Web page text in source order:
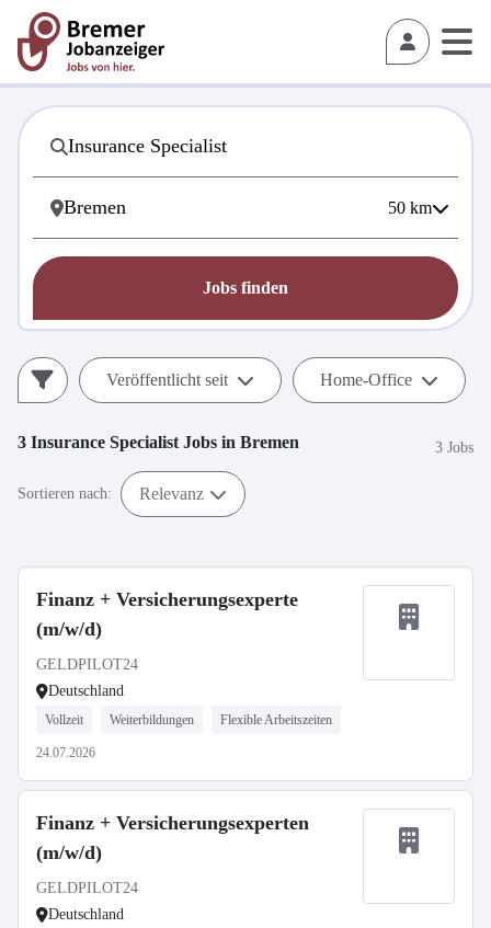
50 km
Jobs finden
Veröffentlicht seit Home-Office
3 Insurance Specialist Jobs in Bremen 3 Jobs
Sortieren nach: Relevanz
Finanz + Versicherungsexperte
(m/w/d)
GELDPILOT24
Deutschland
Vollzeit Weiterbildungen Flexible Arbeitszeiten
24.07.2026
Finanz + Versicherungsexperten
(m/w/d)
GELDPILOT24
Deutschland